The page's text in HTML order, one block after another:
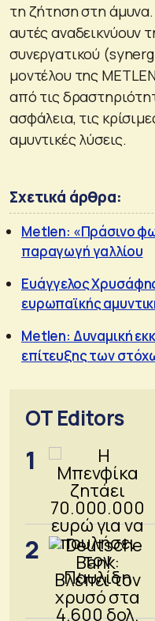
τη ζήτηση στη
αυτές αναδεικνύουν
συνεργατικού
μοντέλου της
από τις
ασφάλεια, τις
αμυντικές λύσεις.
Σχετικά άρθρα:
Metlen: «Πράσινο
παραγωγή γαλλίου
Ευάγγελος
ευρωπαϊκής
Metlen: Δυναμική
επίτευξης των
OT Editors
1
2